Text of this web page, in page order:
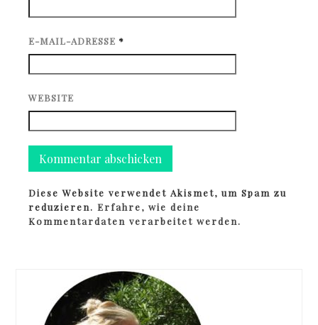
E-MAIL-ADRESSE *
WEBSITE
Diese Website verwendet Akismet, um Spam zu
reduzieren.Erfahre, wie deine
Kommentardaten verarbeitet werden.